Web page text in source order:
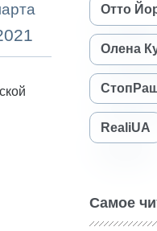
Отто
Олена
RealiUA
Самое